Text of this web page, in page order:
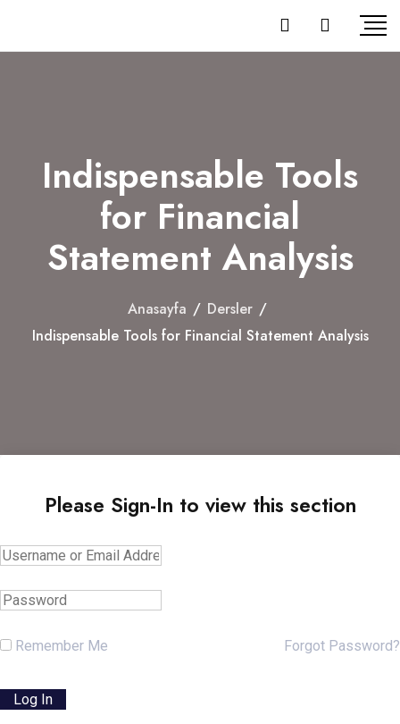
Indispensable Tools
for Financial
Statement Analysis
Anasayfa / Dersler /
Indispensable Tools for Financial Statement Analysis
Please Sign-In to view this section
Remember Me Forgot Password?